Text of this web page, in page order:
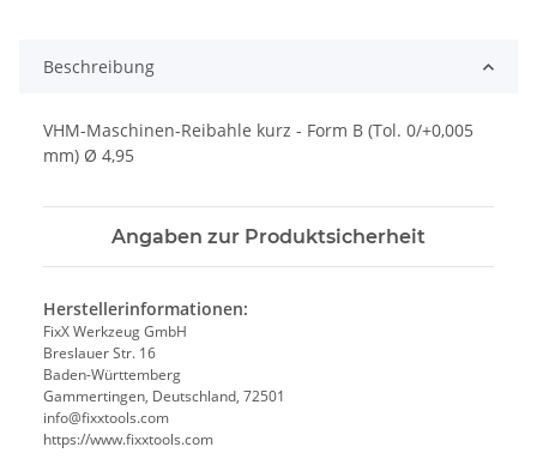
Beschreibung
VHM-Maschinen-Reibahle kurz - Form B (Tol. 0/+0,005
mm) Ø 4,95
Angaben zur Produktsicherheit
Herstellerinformationen:
FixX Werkzeug GmbH
Breslauer Str. 16
Baden-Württemberg
Gammertingen, Deutschland, 72501
info@fixxtools.com
https://www.fixxtools.com